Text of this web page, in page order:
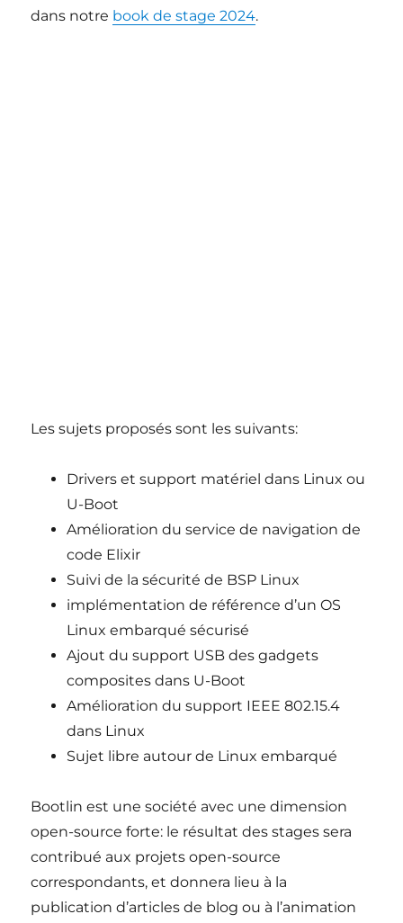
dans notre book de stage 2024.
Les sujets proposés sont les suivants:
Drivers et support matériel dans Linux ou
U-Boot
Amélioration du service de navigation de
code Elixir
Suivi de la sécurité de BSP Linux
implémentation de référence d’un OS
Linux embarqué sécurisé
Ajout du support USB des gadgets
composites dans U-Boot
Amélioration du support IEEE 802.15.4
dans Linux
Sujet libre autour de Linux embarqué
Bootlin est une société avec une dimension
open-source forte: le résultat des stages sera
contribué aux projets open-source
correspondants, et donnera lieu à la
publication d’articles de blog ou à l’animation